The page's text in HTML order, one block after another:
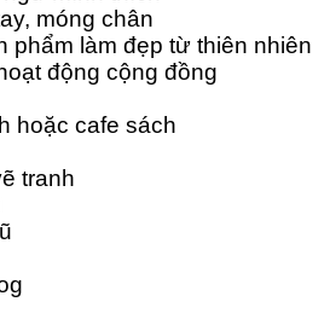
móng chân
phẩm làm đẹp từ thiên nhiên
động cộng đồng
hoặc cafe sách
tranh